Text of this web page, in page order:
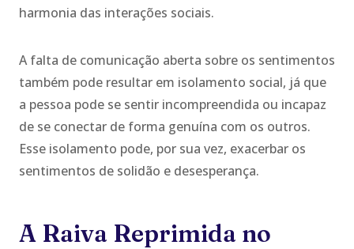
harmonia das interações sociais.
A falta de comunicação aberta sobre os sentimentos
também pode resultar em isolamento social, já que
a pessoa pode se sentir incompreendida ou incapaz
de se conectar de forma genuína com os outros.
Esse isolamento pode, por sua vez, exacerbar os
sentimentos de solidão e desesperança.
A Raiva Reprimida no